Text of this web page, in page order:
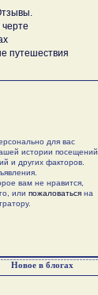
путешествия
для вас
истории посещений
и других факторов.
вам не нравится,
или пожаловаться на
Новое в блогах